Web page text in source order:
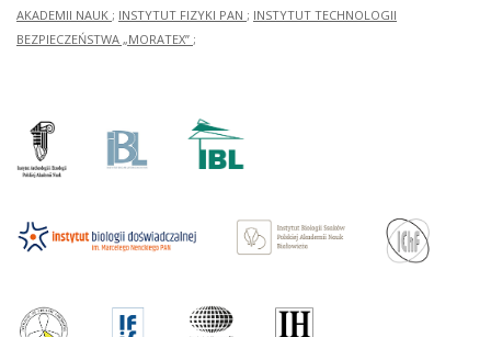
AKADEMII NAUK ; INSTYTUT FIZYKI PAN ; INSTYTUT TECHNOLOGII
BEZPIECZEŃSTWA „MORATEX” ;